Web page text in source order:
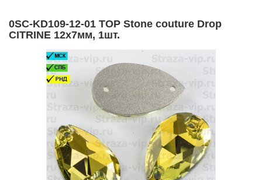
0SC-KD109-12-01 TOP Stone couture Drop
CITRINE 12x7мм, 1шт.